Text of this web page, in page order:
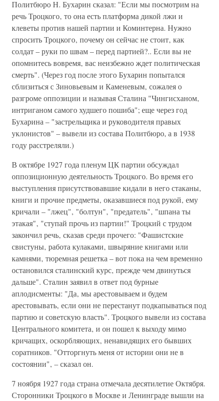
Политбюро Н. Бухарин сказал: "Если мы посмотрим на
речь Троцкого‚ то она есть платформа дикой лжи и
клеветы против нашей партии и Коминтерна. Нужно
спросить Троцкого‚ почему он сейчас не стоит‚ как
солдат – руки по швам – перед партией?.. Если вы не
опомнитесь вовремя‚ вас неизбежно ждет политическая
смерть". (Через год после этого Бухарин попытался
сблизиться с Зиновьевым и Каменевым‚ сожалея о
разгроме оппозиции и называя Сталина "Чингисханом‚
интриганом самого худшего пошиба"; еще через год
Бухарина – "застрельщика и руководителя правых
уклонистов" – вывели из состава Политбюро, а в 1938
году расстреляли.)
В октябре 1927 года пленум ЦК партии обсуждал
оппозиционную деятельность Троцкого. Во время его
выступления присутствовавшие кидали в него стаканы‚
книги и прочие предметы‚ оказавшиеся под рукой‚ ему
кричали – "лжец"‚ "болтун"‚ "предатель"‚ "шпана ты
этакая"‚ "ступай прочь из партии!" Троцкий с трудом
закончил речь‚ сказав среди прочего: "Фашистские
свистуны‚ работа кулаками‚ швыряние книгами или
камнями‚ тюремная решетка – вот пока на чем временно
остановился сталинский курс‚ прежде чем двинуться
дальше". Сталин заявил в ответ под бурные
аплодисменты: "Да‚ мы арестовываем и будем
арестовывать‚ если они не перестанут подкапываться под
партию и советскую власть". Троцкого вывели из состава
Центрального комитета‚ и он пошел к выходу мимо
кричащих‚ оскорбляющих‚ ненавидящих его бывших
соратников. "Отторгнуть меня от истории они не в
состоянии"‚ – сказал он.
7 ноября 1927 года страна отмечала десятилетие Октября.
Сторонники Троцкого в Москве и Ленинграде вышли на